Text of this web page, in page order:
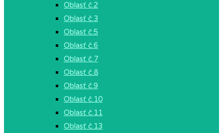
Oblasť č.2
Oblasť č.3
Oblasť č.5
Oblasť č.6
Oblasť č.7
Oblasť č.8
Oblasť č.9
Oblasť č.10
Oblasť č.11
Oblasť č.13